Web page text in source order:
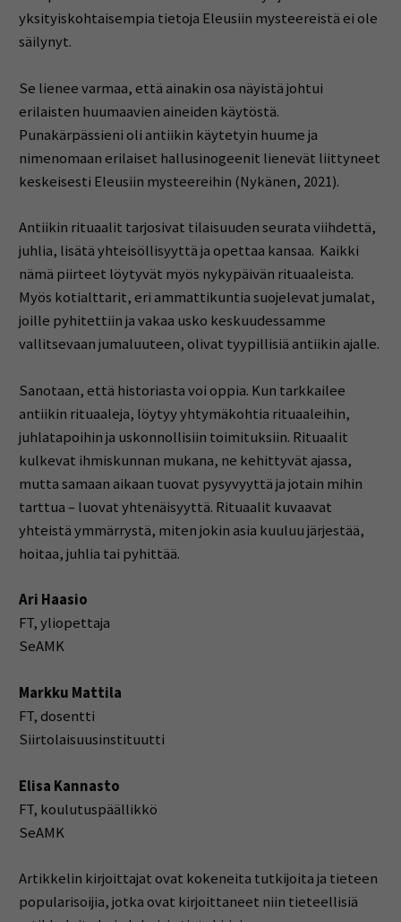
yksityiskohtaisempia tietoja Eleusiin mysteereistä ei ole
säilynyt.
Se lienee varmaa, että ainakin osa näyistä johtui
erilaisten huumaavien aineiden käytöstä.
Punakärpässieni oli antiikin käytetyin huume ja
nimenomaan erilaiset hallusinogeenit lienevät liittyneet
keskeisesti Eleusiin mysteereihin (Nykänen, 2021).
Antiikin rituaalit tarjosivat tilaisuuden seurata viihdettä,
juhlia, lisätä yhteisöllisyyttä ja opettaa kansaa. Kaikki
nämä piirteet löytyvät myös nykypäivän rituaaleista.
Myös kotialttarit, eri ammattikuntia suojelevat jumalat,
joille pyhitettiin ja vakaa usko keskuudessamme
vallitsevaan jumaluuteen, olivat tyypillisiä antiikin ajalle.
Sanotaan, että historiasta voi oppia. Kun tarkkailee
antiikin rituaaleja, löytyy yhtymäkohtia rituaaleihin,
juhlatapoihin ja uskonnollisiin toimituksiin. Rituaalit
kulkevat ihmiskunnan mukana, ne kehittyvät ajassa,
mutta samaan aikaan tuovat pysyvyyttä ja jotain mihin
tarttua – luovat yhtenäisyyttä. Rituaalit kuvaavat
yhteistä ymmärrystä, miten jokin asia kuuluu järjestää,
hoitaa, juhlia tai pyhittää.
Ari Haasio
FT, yliopettaja
SeAMK
Markku Mattila
FT, dosentti
Siirtolaisuusinstituutti
Elisa Kannasto
FT, koulutuspäällikkö
SeAMK
Artikkelin kirjoittajat ovat kokeneita tutkijoita ja tieteen
popularisoijia, jotka ovat kirjoittaneet niin tieteellisiä